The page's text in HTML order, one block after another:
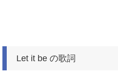
Let it be の歌詞